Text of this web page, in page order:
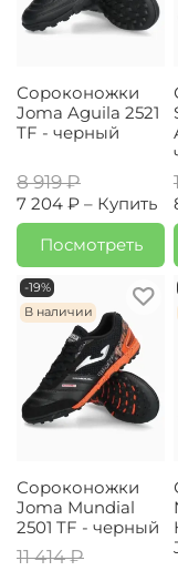
Сороконожки
Joma Aguila 2521
TF - черный
8 919 ₽
7 204 ₽ – Купить
Посмотреть
-19%
В наличии
Сороконожки
Joma Mundial
2501 TF - черный
11 414 ₽